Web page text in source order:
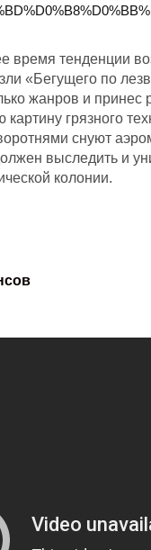
время тенденции
«Бегущего по
жанров и
грязного
снуют
выследить и
колонии.